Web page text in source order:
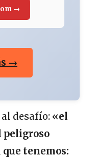
→
→
desafío: «el
peligroso
tenemos: